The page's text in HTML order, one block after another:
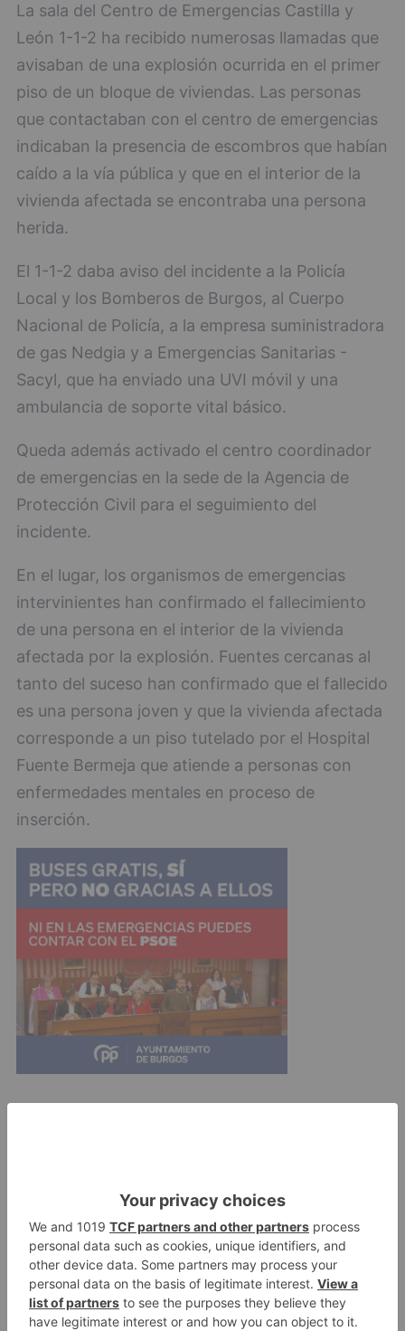
La sala del Centro de Emergencias Castilla y
León 1-1-2 ha recibido numerosas llamadas que
avisaban de una explosión ocurrida en el primer
piso de un bloque de viviendas. Las personas
que contactaban con el centro de emergencias
indicaban la presencia de escombros que habían
caído a la vía pública y que en el interior de la
vivienda afectada se encontraba una persona
herida.
El 1-1-2 daba aviso del incidente a la Policía
Local y los Bomberos de Burgos, al Cuerpo
Nacional de Policía, a la empresa suministradora
de gas Nedgia y a Emergencias Sanitarias -
Sacyl, que ha enviado una UVI móvil y una
ambulancia de soporte vital básico.
Queda además activado el centro coordinador
de emergencias en la sede de la Agencia de
Protección Civil para el seguimiento del
incidente.
En el lugar, los organismos de emergencias
intervinientes han confirmado el fallecimiento
de una persona en el interior de la vivienda
afectada por la explosión. Fuentes cercanas al
tanto del suceso han confirmado que el fallecido
es una persona joven y que la vivienda afectada
corresponde a un piso tutelado por el Hospital
Fuente Bermeja que atiende a personas con
enfermedades mentales en proceso de
inserción.
A esta hora, los estudiantes y profesores han
vuelto a la rutina diaria. Fuentes municipales han
asegurado que el edificio siniestrado no se ha
visto afectado más allá de la vivienda en la que
ha ocurrido la explosión por lo que el resto de